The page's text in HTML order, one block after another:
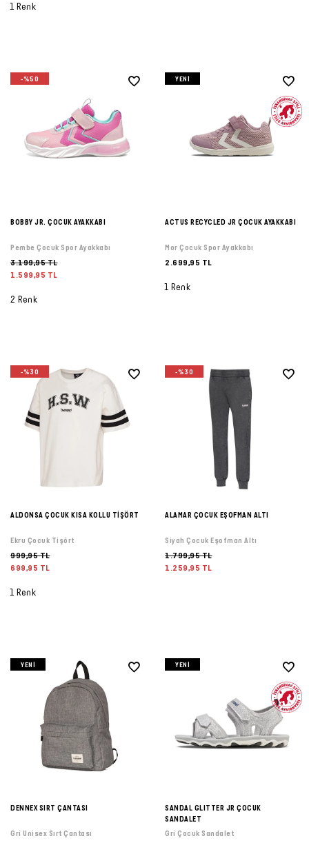
1 Renk
-%50
BOBBY JR. ÇOCUK AYAKKABI
Pembe Çocuk Spor Ayakkabı
3.199,95 TL
1.599,95 TL
2 Renk
YENI
ACTUS RECYCLED JR ÇOCUK AYAKKABI
Mor Çocuk Spor Ayakkabı
2.699,95 TL
1 Renk
-%30
ALDONSA ÇOCUK KISA KOLLU TİŞÖRT
Ekru Çocuk Tişört
999,95 TL
699,95 TL
1 Renk
-%30
ALAMAR ÇOCUK EŞOFMAN ALTI
Siyah Çocuk Eşofman Altı
1.799,95 TL
1.259,95 TL
YENI
DENNEX SIRT ÇANTASI
Gri Unisex Sırt Çantası
YENI
SANDAL GLITTER JR ÇOCUK
SANDALET
Gri Çocuk Sandalet